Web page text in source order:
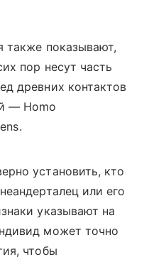
также показывают,
пор несут часть
древних контактов
— Homo
.
установить, кто
или его
указывают на
может точно
чтобы